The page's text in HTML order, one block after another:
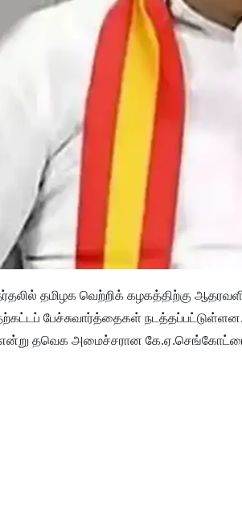
தமிழக வெற்றிக் கழகத்திற்கு
பேச்சுவார்த்தைகள் நடத்தப்பட்டுள்ளன.
என்று தவெக அமைச்சரான